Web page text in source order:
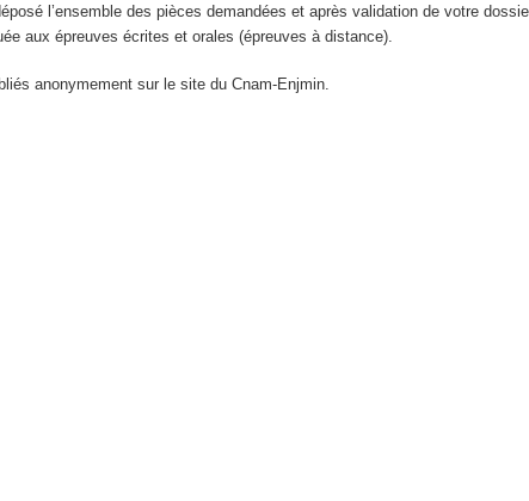
l’ensemble des pièces demandées et après validation de votre
aux épreuves écrites et orales (épreuves à distance).
anonymement sur le site du Cnam-Enjmin.